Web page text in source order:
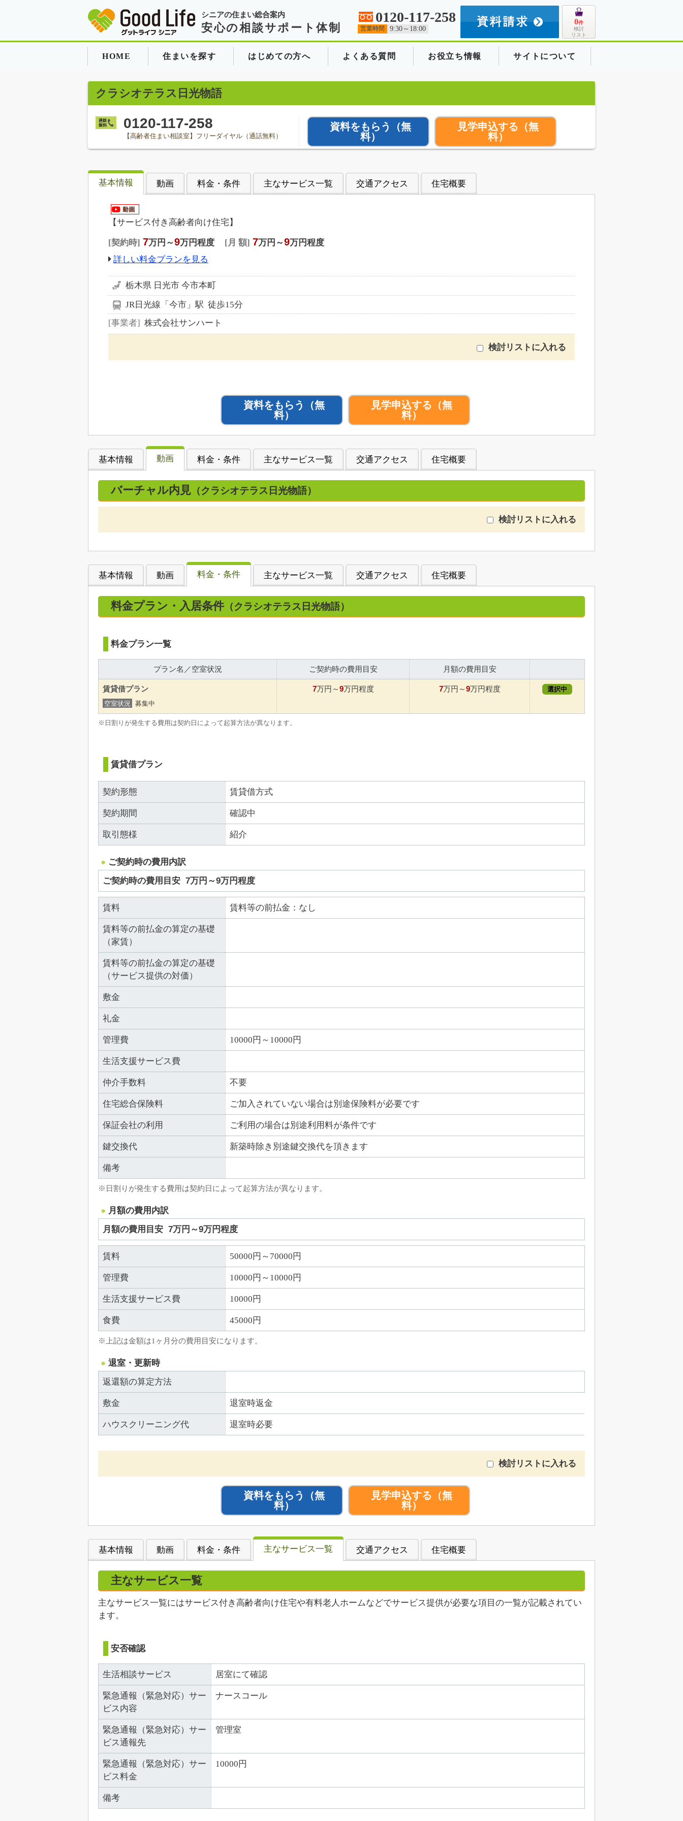
シニアの住まい総合案内
安心の相談サポート体制
0120-117-258
営業時間 9:30～18:00
0件
検討
リスト
HOME 住まいを探す はじめての方へ よくある質問 お役立ち情報 サイトについて
クラシオテラス日光物語
0120-117-258
【高齢者住まい相談室】フリーダイヤル（通話無料）
資料をもらう
（無
料）
見学申込する （無
料）
基本情報 動画 料金・条件 主なサービス一覧 交通アクセス 住宅概要
【サービス付き高齢者向け住宅】
契約時 7万円～9万円程度 月 額 7万円～9万円程度
詳しい料金プランを見る
栃木県 日光市 今市本町
JR日光線「今市」駅 徒歩15分
事業者
株式会社サンハート
検討リストに入れる
資料をもらう
（無
料）
見学申込する （無
料）
基本情報 動画 料金・条件 主なサービス一覧 交通アクセス 住宅概要
バーチャル内見 （クラシオテラス日光物語）
検討リストに入れる
基本情報 動画 料金・条件 主なサービス一覧 交通アクセス 住宅概要
料金プラン・入居条件 （クラシオテラス日光物語）
料金プラン一覧
プラン名／空室状況 ご契約時の費用目安 月額の費用目安
賃貸借プラン
空室状況 募集中
7万円～9万円程度 7万円～9万円程度 選択中
※日割りが発生する費用は契約日によって起算方法が異なります。
賃貸借プラン
契約形態 賃貸借方式
契約期間 確認中
取引態様 紹介
ご契約時の費用内訳
ご契約時の費用目安 7万円～9万円程度
賃料 賃料等の前払金：なし
賃料等の前払金の算定の基礎
（家賃）
賃料等の前払金の算定の基礎
（サービス提供の対価）
敷金
礼金
管理費 10000円～10000円
生活支援サービス費
仲介手数料 不要
住宅総合保険料 ご加入されていない場合は別途保険料が必要です
保証会社の利用 ご利用の場合は別途利用料が条件です
鍵交換代 新築時除き別途鍵交換代を頂きます
備考
※日割りが発生する費用は契約日によって起算方法が異なります。
月額の費用内訳
月額の費用目安 7万円～9万円程度
賃料 50000円～70000円
管理費 10000円～10000円
生活支援サービス費 10000円
食費 45000円
※上記は金額は1ヶ月分の費用目安になります。
退室・更新時
返還額の算定方法
敷金 退室時返金
ハウスクリーニング代 退室時必要
検討リストに入れる
資料をもらう
（無
料）
見学申込する （無
料）
基本情報 動画 料金・条件 主なサービス一覧 交通アクセス 住宅概要
主なサービス一覧
主なサービス一覧にはサービス付き高齢者向け住宅や有料老人ホームなどでサービス提供が必要な項目の一覧が記載されてい
ます。
安否確認
生活相談サービス 居室にて確認
緊急通報（緊急対応）サー
ビス内容
ナースコール
緊急通報（緊急対応）サー
ビス通報先
管理室
緊急通報（緊急対応）サー
ビス料金
10000円
備考